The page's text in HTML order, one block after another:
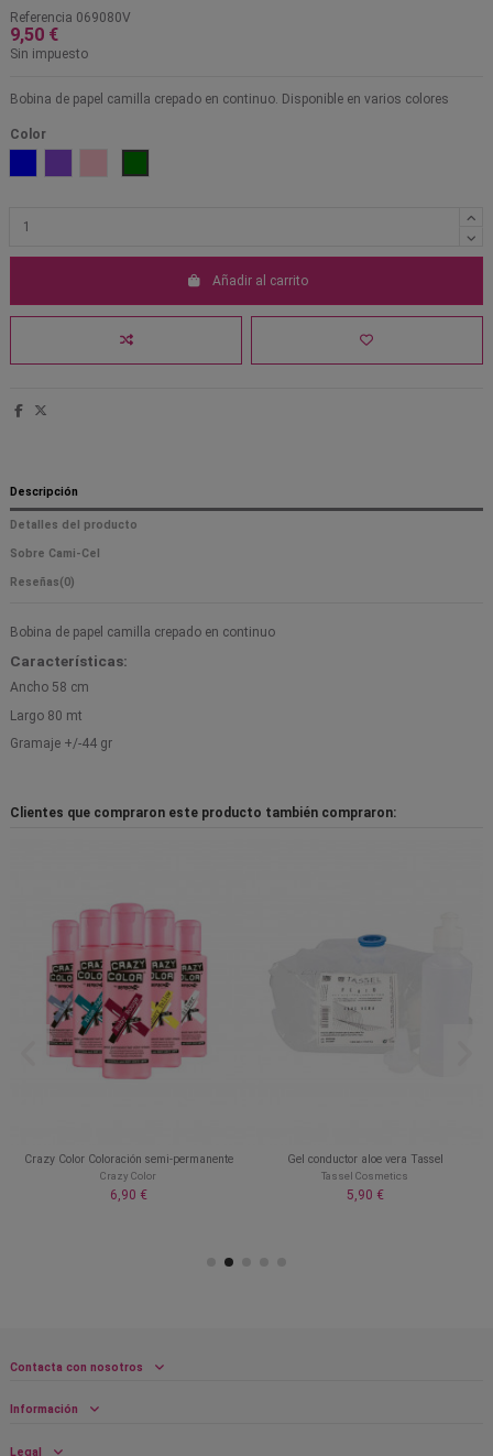
Referencia 069080V
9,50 €
Sin impuesto
Bobina de papel camilla crepado en continuo. Disponible en varios colores
Color
Salmón
Añadir al carrito
Descripción
Detalles del producto
Sobre Cami-Cel
Reseñas(0)
Bobina de papel camilla crepado en continuo
Características:
Ancho 58 cm
Largo 80 mt
Gramaje +/-44 gr
Clientes que compraron este producto también compraron:
Crazy Color Coloración semi-permanente
Crazy Color
6,90 €
Gel conductor aloe vera Tassel
Tassel Cosmetics
5,90 €
Contacta con nosotros
Información
Legal